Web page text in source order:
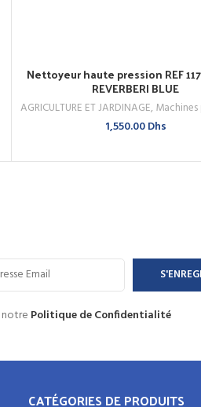
AJOUTER AU PANIER
ACHETEZ MAINTENANT
Nettoyeur haute pression REF
REVERBERI BLUE
AGRICULTURE ET JARDINAGE,
1,550.00Dhs
Politique de Confidentialité
CATÉGORIES DE PRODUITS